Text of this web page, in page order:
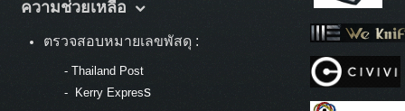
ความช่วยเหลือ
ตรวจสอบหมายเลขพัสดุ :
- Thailand Post
-
Kerry Express